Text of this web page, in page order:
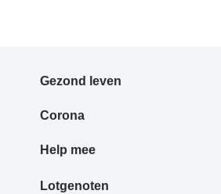
Gezond leven
Corona
Help mee
Lotgenoten